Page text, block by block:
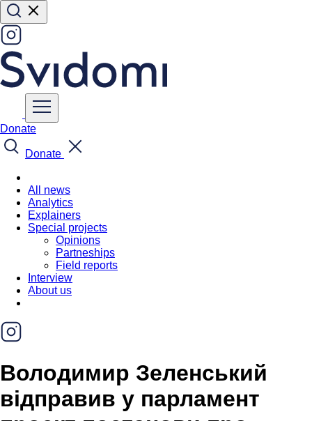
Donate
Donate
All news
Analytics
Explainers
Special projects
Opinions
Partneships
Field reports
Interview
About us
Володимир Зеленський
відправив у парламент